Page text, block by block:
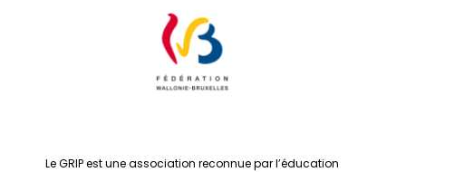
Le GRIP est une association reconnue par l’éducation